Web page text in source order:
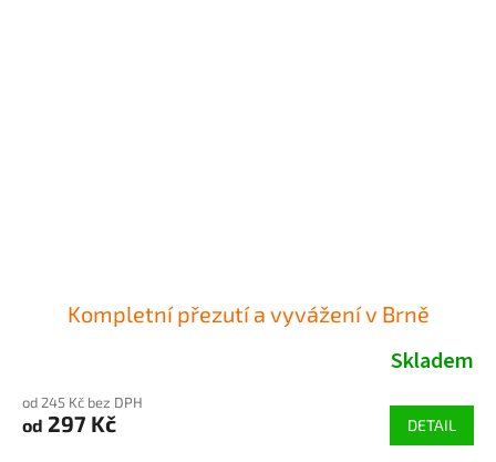
Kompletní přezutí a vyvážení v Brně
Skladem
od 245 Kč bez DPH
od 297 Kč DETAIL